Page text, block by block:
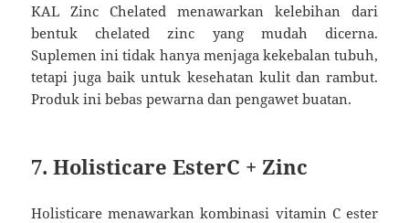
KAL Zinc Chelated menawarkan kelebihan dari
bentuk chelated zinc yang mudah dicerna.
Suplemen ini tidak hanya menjaga kekebalan tubuh,
tetapi juga baik untuk kesehatan kulit dan rambut.
Produk ini bebas pewarna dan pengawet buatan.
7. Holisticare EsterC + Zinc
Holisticare menawarkan kombinasi vitamin C ester